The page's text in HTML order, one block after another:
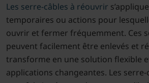
Les serre-câbles à réouvrir
temporaires ou actions pour
ouvrir et fermer fréquemment. Ces
peuvent facilement être enlevés et
transforme en une solution flexible
applications changeantes. Les